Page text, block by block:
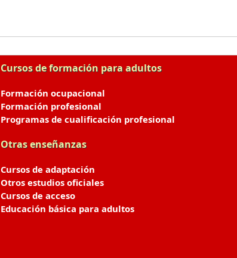
Cursos de formación para adultos
Formación ocupacional
Formación profesional
Programas de cualificación profesional
Otras enseñanzas
Cursos de adaptación
Otros estudios oficiales
Cursos de acceso
Educación básica para adultos